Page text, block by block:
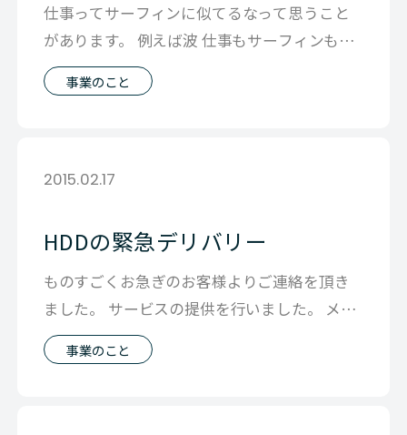
仕事ってサーフィンに似てるなって思うこと
があります。 例えば波 仕事もサーフィンも波
の見極めが大事 サーフィンではどんだ
事業のこと
2015.02.17
HDDの緊急デリバリー
ものすごくお急ぎのお客様よりご連絡を頂き
ました。 サービスの提供を行いました。 メー
カー・他社にないといわれてもあるかも
事業のこと